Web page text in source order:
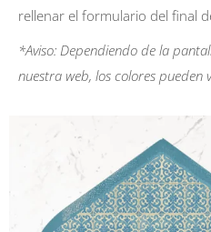
rellenar el formulario del final
*Aviso: Dependiendo de la
nuestra web, los colores pueden